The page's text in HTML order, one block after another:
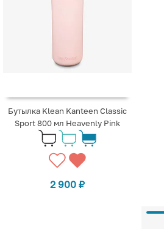
Бутылка Klean Kanteen Classic
Sport 800 мл Heavenly Pink
2 900 ₽